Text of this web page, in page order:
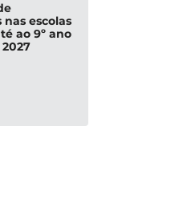
escolas
ao 9º ano